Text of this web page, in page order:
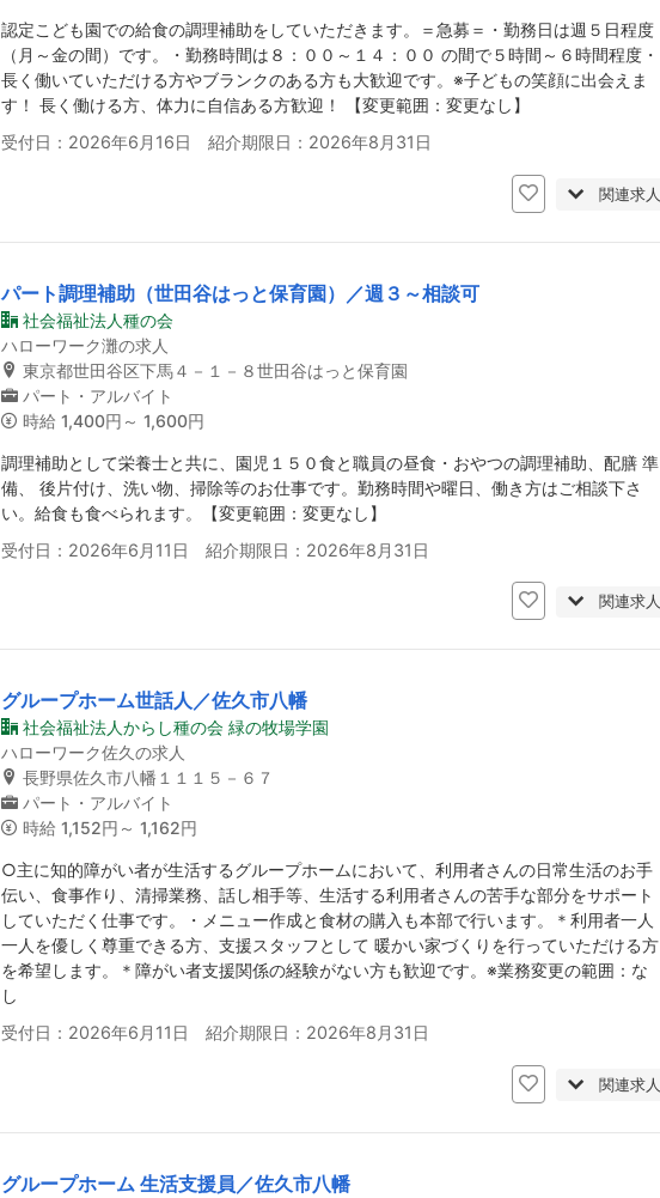
認定こども園での給食の調理補助をしていただきます。＝急募＝・勤務日は週５日程度
（月～金の間）です。・勤務時間は８：００～１４：００ の間で５時間～６時間程度・
長く働いていただける方やブランクのある方も大歓迎です。※子どもの笑顔に出会えま
す！ 長く働ける方、体力に自信ある方歓迎！ 【変更範囲：変更なし】
受付日：2026年6月16日 紹介期限日：2026年8月31日
関連求人
パート調理補助（世田谷はっと保育園）／週３～相談可
社会福祉法人種の会
ハローワーク灘の求人
東京都世田谷区下馬４－１－８世田谷はっと保育園
パート・アルバイト
時給 1,400円～ 1,600円
調理補助として栄養士と共に、園児１５０食と職員の昼食・おやつの調理補助、配膳 準
備、 後片付け、洗い物、掃除等のお仕事です。勤務時間や曜日、働き方はご相談下さ
い。給食も食べられます。【変更範囲：変更なし】
受付日：2026年6月11日 紹介期限日：2026年8月31日
関連求人
グループホーム世話人／佐久市八幡
社会福祉法人からし種の会 緑の牧場学園
ハローワーク佐久の求人
長野県佐久市八幡１１１５－６７
パート・アルバイト
時給 1,152円～ 1,162円
○主に知的障がい者が生活するグループホームにおいて、利用者さんの日常生活のお手
伝い、食事作り、清掃業務、話し相手等、生活する利用者さんの苦手な部分をサポート
していただく仕事です。・メニュー作成と食材の購入も本部で行います。＊利用者一人
一人を優しく尊重できる方、支援スタッフとして 暖かい家づくりを行っていただける方
を希望します。＊障がい者支援関係の経験がない方も歓迎です。※業務変更の範囲：な
し
受付日：2026年6月11日 紹介期限日：2026年8月31日
関連求人
グループホーム 生活支援員／佐久市八幡